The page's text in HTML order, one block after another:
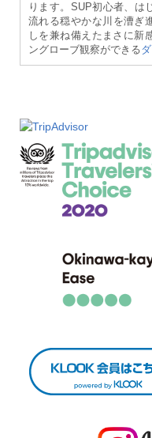
ります。SUP初心者、は
流れる穏やかな川を漕ぎ
しを兼ね備えたまさに新
ングローブ観察ができる